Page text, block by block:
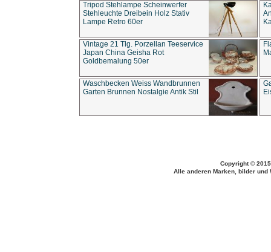
Tripod Stehlampe Scheinwerfer
Stehleuchte Dreibein Holz Stativ
Lampe Retro 60er
Vintage 21 Tlg. Porzellan Teeservice
Japan China Geisha Rot
Goldbemalung 50er
Waschbecken Weiss Wandbrunnen
Garten Brunnen Nostalgie Antik Stil
Copyright ©
Alle anderen Marken, bilder und